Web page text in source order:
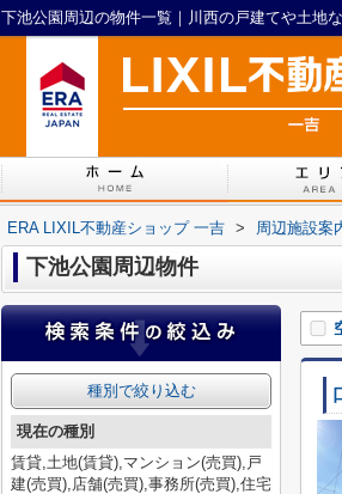
下池公園周辺の物件一覧｜川西の戸建てや土地
ERA LIXIL不動産ショップ 一吉 > 周辺施設案
下池公園周辺物件
種別で絞り込む
現在の種別
賃貸,土地(賃貸),マンション(売買),戸
建(売買),店舗(売買),事務所(売買),住宅